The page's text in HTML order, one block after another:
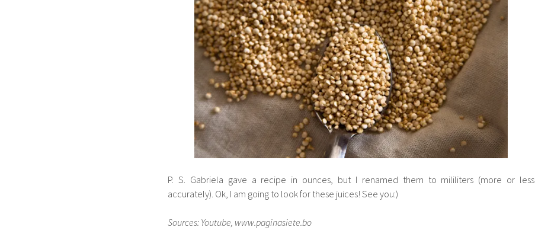
P. S. Gabriela gave a recipe in ounces, but I renamed them to mililiters (more or less
accurately). Ok, I am going to look for these juices! See you:)
Sources: Youtube, www.paginasiete.bo